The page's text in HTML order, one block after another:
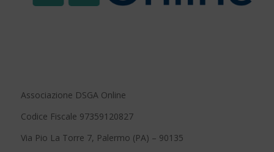
Associazione DSGA Online
Codice Fiscale 97359120827
Via Pio La Torre 7, Palermo (PA) – 90135